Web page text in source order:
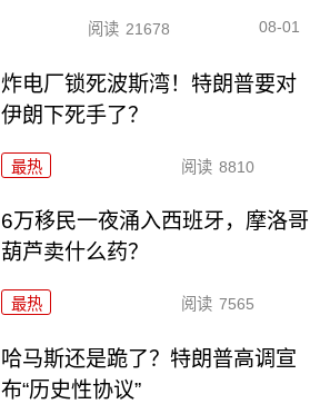
阅读 21678 08-01
炸电厂锁死波斯湾！特朗普要对
伊朗下死手了？
最热 阅读 8810
6万移民一夜涌入西班牙，摩洛哥
葫芦卖什么药？
最热 阅读 7565
哈马斯还是跪了？特朗普高调宣
布“历史性协议”